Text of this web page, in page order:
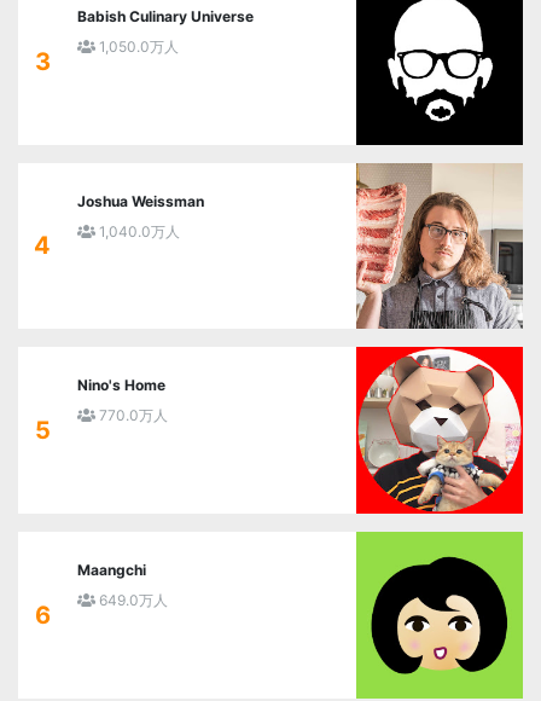
3
Babish Culinary Universe
1,050.0万人
4
Joshua Weissman
1,040.0万人
5
Nino's Home
770.0万人
6
Maangchi
649.0万人